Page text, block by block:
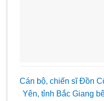
Cán bộ, chiến sĩ Đồn
Yên, tỉnh Bắc Giang